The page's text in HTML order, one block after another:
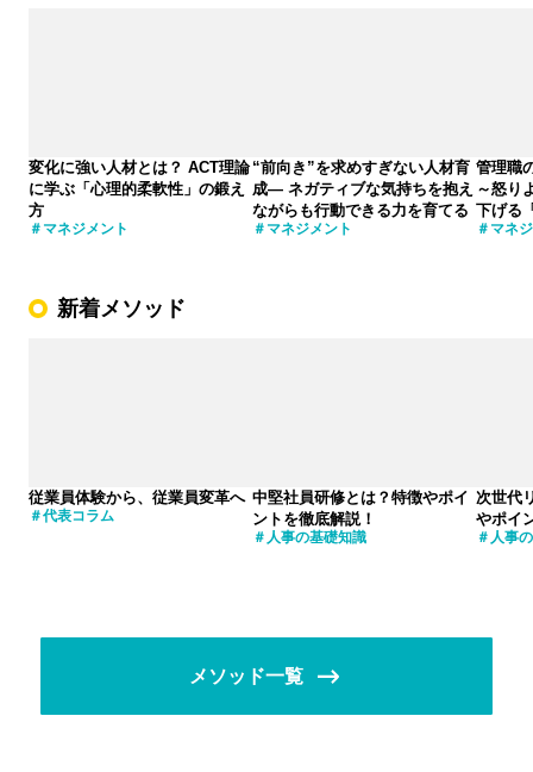
変化に強い人材とは？ ACT理論
に学ぶ「心理的柔軟性」の鍛え
方
マネジメント
“前向き”を求めすぎない人材育
成― ネガティブな気持ちを抱え
ながらも行動できる力を育てる
マネジメント
管理職
～怒り
下げる
マネ
新着メソッド
従業員体験から、従業員変革へ
代表コラム
中堅社員研修とは？特徴やポイ
ントを徹底解説！
人事の基礎知識
次世代
やポイ
人事
メソッド一覧